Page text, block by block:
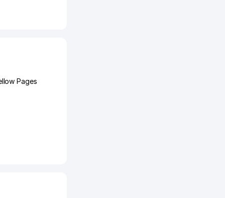
Pages